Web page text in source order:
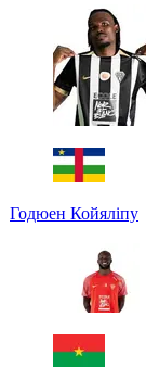
Годюен Койяліпу